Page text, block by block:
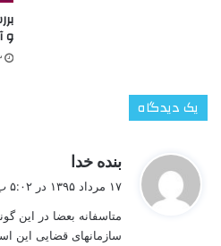
و
۳
یک دیدگاه
بنده خدا
:
۱۷ مرداد ۱۳۹۵ در ۵:۰۲ ب٫ظ
متاسفانه بعضا در این
سازمانهای قضایی این